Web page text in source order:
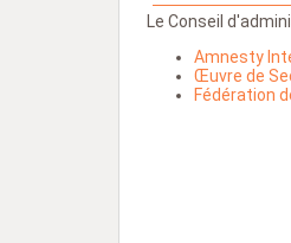
Le Conseil
Amnesty
Œuvre de
Fédération